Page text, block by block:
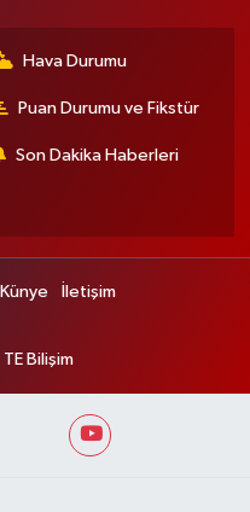
Hava Durumu
Puan Durumu ve Fikstür
Son Dakika Haberleri
Künye İletişim
TE Bilişim